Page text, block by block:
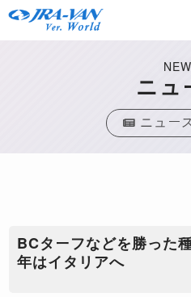
ニュ
ニュー
BCターフなどを勝った
年はイタリアへ